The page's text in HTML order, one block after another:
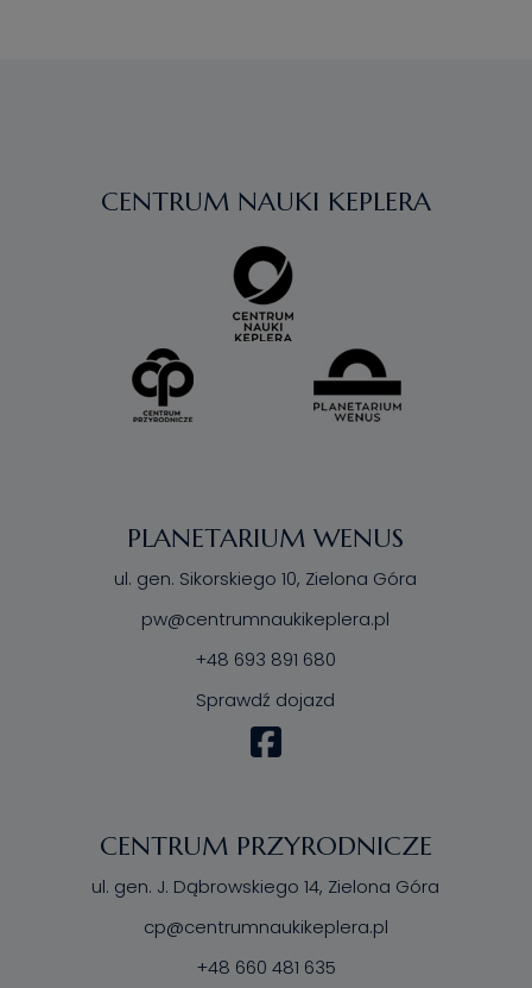
CENTRUM NAUKI KEPLERA
PLANETARIUM WENUS
ul. gen. Sikorskiego 10, Zielona Góra
pw@centrumnaukikeplera.pl
+48 693 891 680
Sprawdź dojazd
CENTRUM PRZYRODNICZE
ul. gen. J. Dąbrowskiego 14, Zielona Góra
cp@centrumnaukikeplera.pl
+48 660 481 635